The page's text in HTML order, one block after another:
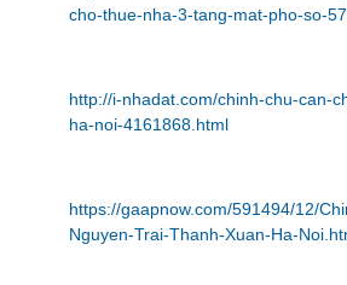
cho-thue-nha-3-tang-mat-pho-so-
http://i-nhadat.com/chinh-chu-can-
ha-noi-4161868.html
https://gaapnow.com/591494/12/
Nguyen-Trai-Thanh-Xuan-Ha-